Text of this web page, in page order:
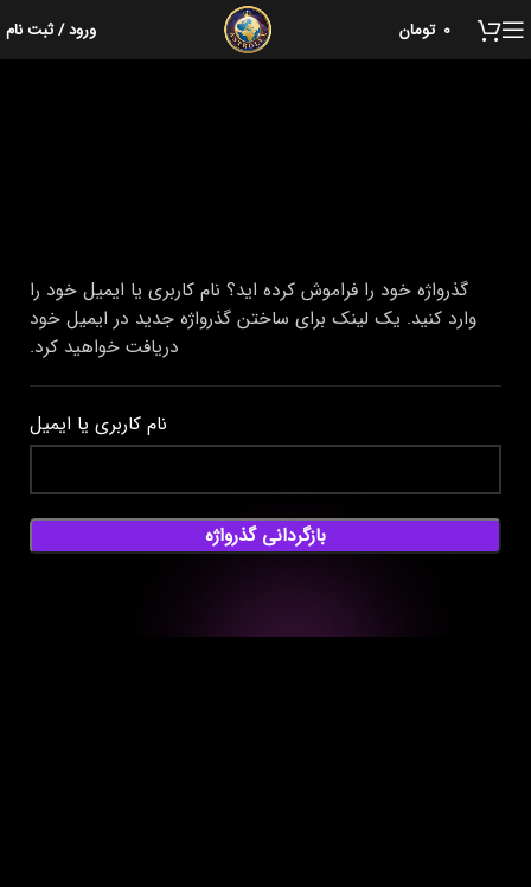
0 تومان ورود / ثبت نام
گذرواژه خود را فراموش کرده اید؟ نام کاربری یا ایمیل خود را
وارد کنید. یک لینک برای ساختن گذرواژه جدید در ایمیل خود
دریافت خواهید کرد.
نام کاربری یا ایمیل
بازگردانی گذرواژه